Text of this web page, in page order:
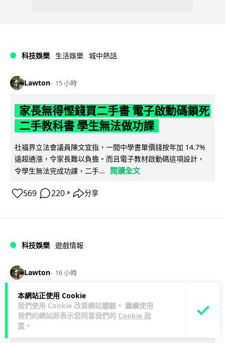
本網站正使用 Cookie
我們使用 Cookie 改善網站體驗。 繼續使用
我們的網站即表示您同意我們的 Cookie 政
策 。
科技娛樂 生活娛樂 城中熱話
Lawton 15 小時
家長無得慳錢買二手書 電子啟動碼鎖死
二手教科書 學生無法做功課
社福界立法會議員陳文宜指，一間中學書單價錢按年加 14.7%
遠超通漲，令家長難以負擔。而且電子教材啟動碼這項設計，
令學生無法完成功課，二手...
閱讀全文
569 220 ↗ 分享
科技娛樂 遊戲情報
Lawton 16 小時
PlayStation 確認停產實體光碟 包裝印
出重要通告 2028 年 1 月後不出光碟遊
戲